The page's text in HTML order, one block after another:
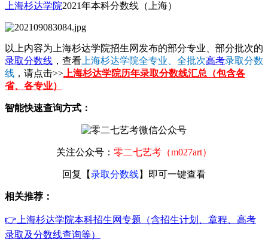
上海杉达学院2021年本科分数线（上海）
以上内容为上海杉达学院招生网发布的部分专业、部分批次的
录取分数线 ，查看 上海杉达学院全专业、全批次高考录取分数
线 ，请点击>> 上海杉达学院历年录取分数线汇总（包含各
省、各专业）
智能快速查询方式：
关注公众号： 零二七艺考（m027art）
回复【录取分数线】即可一键查看
相关推荐：
👉上海杉达学院本科招生网专题（含招生计划、章程、高考
录取及分数线查询等）